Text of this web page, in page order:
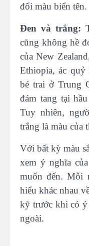
đổi màu biển tên.
Đen và trắng:
cũng không hề
của New
Ethiopia, ác
bé trai ở Trung
đám tang tại
Tuy nhiên,
trắng là màu của
Với bất kỳ màu
xem ý nghĩa
muốn đến. Mỗi
hiểu khác nhau
kỹ trước khi có
ngoài.